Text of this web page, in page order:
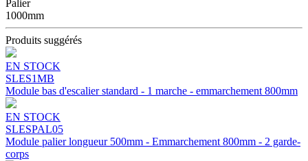
Palier
1000mm
Produits suggérés
EN STOCK
SLES1MB
Module bas d'escalier standard - 1 marche - emmarchement 800mm
EN STOCK
SLESPAL05
Module palier longueur 500mm - Emmarchement 800mm - 2 garde-
corps